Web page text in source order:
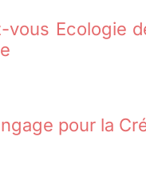
vous Ecologie
pour la